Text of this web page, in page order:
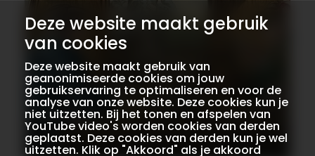
Deze website maakt gebruik
van cookies
Deze website maakt gebruik van
geanonimiseerde cookies om jouw
gebruikservaring te optimaliseren en voor de
analyse van onze website. Deze cookies kun je
niet uitzetten. Bij het tonen en afspelen van
YouTube video's worden cookies van derden
geplaatst. Deze cookies van derden kun je wel
uitzetten. Klik op "Akkoord" als je akkoord
Vervoer